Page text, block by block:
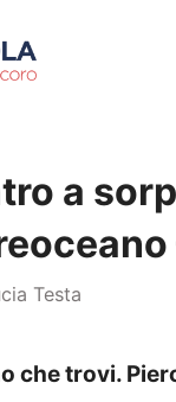
a
Testa
che trovi.